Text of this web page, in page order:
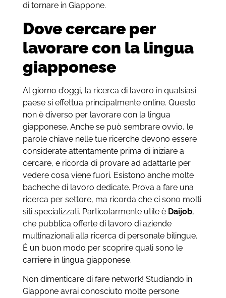
di tornare in Giappone.
Dove cercare per
lavorare con la lingua
giapponese
Al giorno d’oggi, la ricerca di lavoro in qualsiasi
paese si effettua principalmente online. Questo
non è diverso per lavorare con la lingua
giapponese. Anche se può sembrare ovvio, le
parole chiave nelle tue ricerche devono essere
considerate attentamente prima di iniziare a
cercare, e ricorda di provare ad adattarle per
vedere cosa viene fuori. Esistono anche molte
bacheche di lavoro dedicate. Prova a fare una
ricerca per settore, ma ricorda che ci sono molti
siti specializzati. Particolarmente utile è Daijob,
che pubblica offerte di lavoro di aziende
multinazionali alla ricerca di personale bilingue.
È un buon modo per scoprire quali sono le
carriere in lingua giapponese.
Non dimenticare di fare network! Studiando in
Giappone avrai conosciuto molte persone